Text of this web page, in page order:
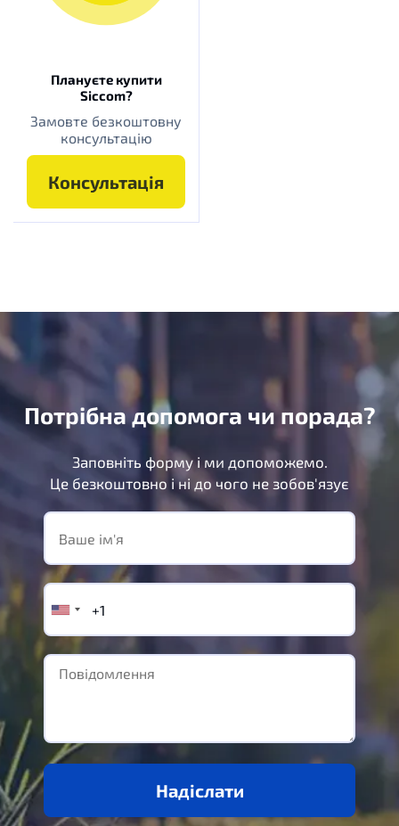
Плануєте купити
Siccom?
Замовте безкоштовну
консультацію
Консультація
Потрібна допомога чи порада?
Заповніть форму і ми допоможемо.
Це безкоштовно і ні до чого не зобов'язує
Надіслати